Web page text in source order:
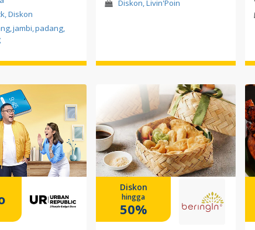
Diskon
,jambi,padang,
Diskon, Livin'Poin
Diskon
hingga
50%